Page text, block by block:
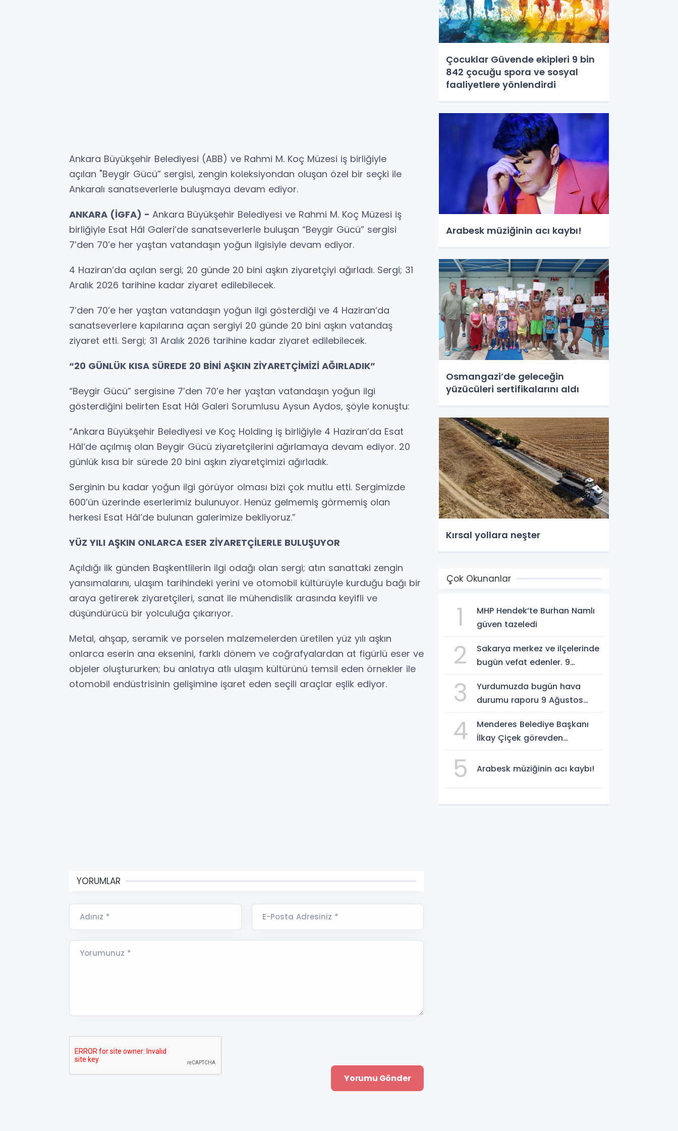
Ankara Büyükşehir Belediyesi (ABB) ve Rahmi M. Koç Müzesi iş birliğiyle
açılan "Beygir Gücü” sergisi, zengin koleksiyondan oluşan özel bir seçki ile
Ankaralı sanatseverlerle buluşmaya devam ediyor.
ANKARA (İGFA) - Ankara Büyükşehir Belediyesi ve Rahmi M. Koç Müzesi iş
birliğiyle Esat Hâl Galeri’de sanatseverlerle buluşan “Beygir Gücü” sergisi
7’den 70’e her yaştan vatandaşın yoğun ilgisiyle devam ediyor.
4 Haziran’da açılan sergi; 20 günde 20 bini aşkın ziyaretçiyi ağırladı. Sergi; 31
Aralık 2026 tarihine kadar ziyaret edilebilecek.
7’den 70’e her yaştan vatandaşın yoğun ilgi gösterdiği ve 4 Haziran’da
sanatseverlere kapılarına açan sergiyi 20 günde 20 bini aşkın vatandaş
ziyaret etti. Sergi; 31 Aralık 2026 tarihine kadar ziyaret edilebilecek.
“20 GÜNLÜK KISA SÜREDE 20 BİNİ AŞKIN ZİYARETÇİMİZİ AĞIRLADIK”
“Beygir Gücü” sergisine 7’den 70’e her yaştan vatandaşın yoğun ilgi
gösterdiğini belirten Esat Hâl Galeri Sorumlusu Aysun Aydos, şöyle konuştu:
“Ankara Büyükşehir Belediyesi ve Koç Holding iş birliğiyle 4 Haziran’da Esat
Hâl’de açılmış olan Beygir Gücü ziyaretçilerini ağırlamaya devam ediyor. 20
günlük kısa bir sürede 20 bini aşkın ziyaretçimizi ağırladık.
Serginin bu kadar yoğun ilgi görüyor olması bizi çok mutlu etti. Sergimizde
600’ün üzerinde eserlerimiz bulunuyor. Henüz gelmemiş görmemiş olan
herkesi Esat Hâl’de bulunan galerimize bekliyoruz.”
YÜZ YILI AŞKIN ONLARCA ESER ZİYARETÇİLERLE BULUŞUYOR
Açıldığı ilk günden Başkentlilerin ilgi odağı olan sergi; atın sanattaki zengin
yansımalarını, ulaşım tarihindeki yerini ve otomobil kültürüyle kurduğu bağı bir
araya getirerek ziyaretçileri, sanat ile mühendislik arasında keyifli ve
düşündürücü bir yolculuğa çıkarıyor.
Metal, ahşap, seramik ve porselen malzemelerden üretilen yüz yılı aşkın
onlarca eserin ana eksenini, farklı dönem ve coğrafyalardan at figürlü eser ve
objeler oluştururken; bu anlatıya atlı ulaşım kültürünü temsil eden örnekler ile
otomobil endüstrisinin gelişimine işaret eden seçili araçlar eşlik ediyor.
YORUMLAR
Adınız * E-Posta Adresiniz *
Yorumunuz *
Çocuklar Güvende ekipleri 9 bin
842 çocuğu spora ve sosyal
faaliyetlere yönlendirdi
Arabesk müziğinin acı kaybı!
Osmangazi’de geleceğin
yüzücüleri sertifikalarını aldı
Kırsal yollara neşter
Çok Okunanlar
1
MHP Hendek’te Burhan Namlı
güven tazeledi
2
Sakarya merkez ve ilçelerinde
bugün vefat edenler. 9
3
Yurdumuzda bugün hava
durumu raporu 9 Ağustos
4
Menderes Belediye Başkanı
İlkay Çiçek görevden
5 Arabesk müziğinin acı kaybı!